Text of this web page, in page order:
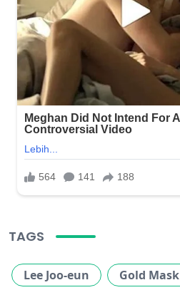
TAGS
Lee Joo-eun Gold Mask